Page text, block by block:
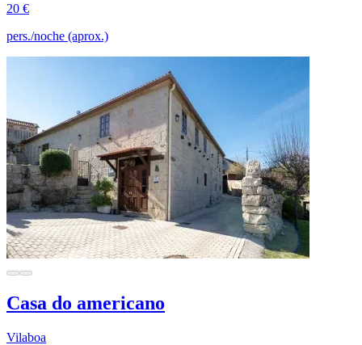
20 €
pers./noche (aprox.)
Casa do americano
Vilaboa